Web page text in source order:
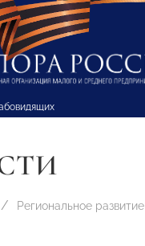
Региональное развитие